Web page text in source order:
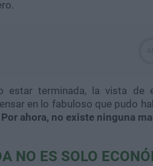
estar terminada, la vista de
en lo fabuloso que pudo
Por ahora, no existe ninguna
NO ES SOLO